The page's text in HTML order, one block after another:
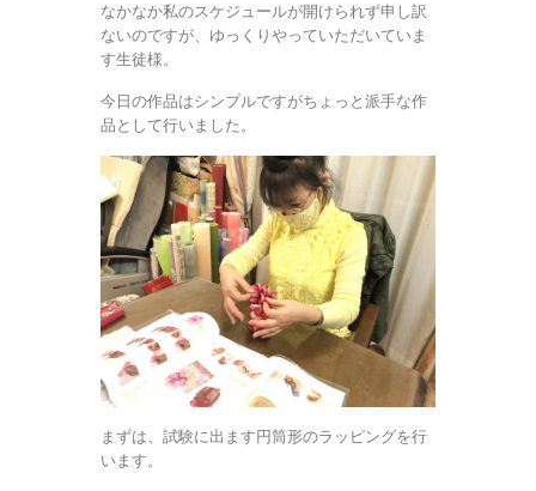
なかなか私のスケジュールが開けられず申し訳
ないのですが、ゆっくりやっていただいていま
す生徒様。
今日の作品はシンプルですがちょっと派手な作
品として行いました。
まずは、試験に出ます円筒形のラッピングを行
います。